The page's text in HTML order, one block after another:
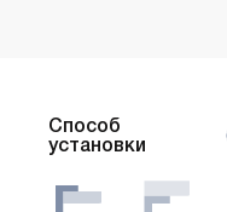
Способ
установки